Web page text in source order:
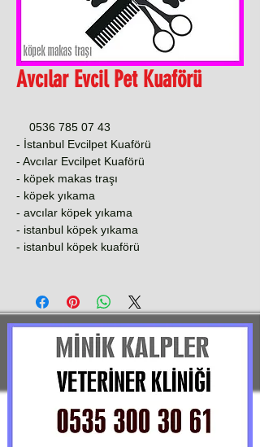
Avcılar Evcil Pet Kuaförü
0536 785 07 43
- İstanbul Evcilpet Kuaförü
- Avcılar Evcilpet Kuaförü
- köpek makas traşı
- köpek yıkama
- avcılar köpek yıkama
- istanbul köpek yıkama
- istanbul köpek kuaförü